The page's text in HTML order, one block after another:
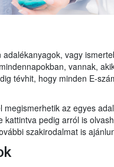
vagy
vannak,
tévhit, hogy minden E-
az egyes
pedig arról is
szakirodalmat is